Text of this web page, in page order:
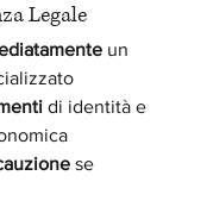
Legale
un
di identità e
se